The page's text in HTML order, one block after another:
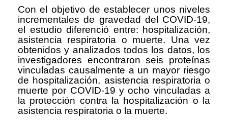
Con el objetivo de establecer unos niveles
incrementales de gravedad del COVID-19,
el estudio diferenció entre: hospitalización,
asistencia respiratoria o muerte. Una vez
obtenidos y analizados todos los datos, los
investigadores encontraron seis proteínas
vinculadas causalmente a un mayor riesgo
de hospitalización, asistencia respiratoria o
muerte por COVID-19 y ocho vinculadas a
la protección contra la hospitalización o la
asistencia respiratoria o la muerte.